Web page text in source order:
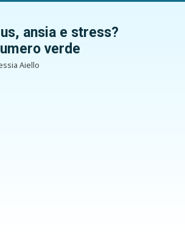
ansia e stress?
verde
Aiello